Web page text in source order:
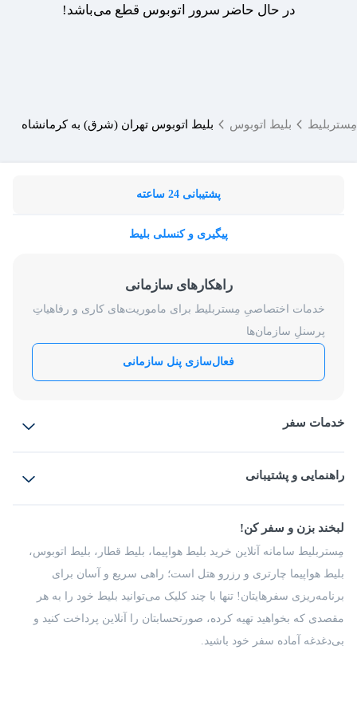
در حال حاضر سرور اتوبوس قطع می‌باشد!
مِستربلیط بلیط اتوبوس بلیط اتوبوس تهران (شرق) به کرمانشاه
پشتیبانی 24 ساعته
پیگیری و کنسلی بلیط
راهکارهای سازمانی
خدمات اختصاصیِ مِستربلیط برای ماموریت‌های کاری و رفاهیاتِ
پرسنلِ سازمان‌ها
فعال‌سازی پنل سازمانی
خدمات سفر
بلیط قطار
راهنمایی و پشتیبانی
شرایط و مقررات
راهکار سازمانی
فرصت‌های شغلی
درباره ما
لبخند بزن و سفر کن!
مِستربلیط سامانه آنلاین خرید بلیط هواپیما، بلیط قطار، بلیط اتوبوس،
بلیط هواپیما چارتری و رزرو هتل است؛ راهی سریع و آسان برای
برنامه‌ریزی سفرهایتان! تنها با چند کلیک می‌توانید بلیط خود را به هر
مقصدی که بخواهید تهیه کرده، صورتحسابتان را آنلاین پرداخت کنید و
بی‌دغدغه آماده سفر خود باشید.